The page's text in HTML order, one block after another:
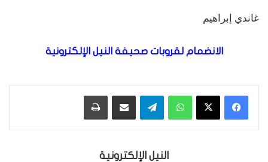
غاندي إبراهيم
الانضمام لقروبات صحيفة النيل الإلكترونية
واتساب تيلقرام مشاركة عبر البريد طباعة
النيل الإلكترونية